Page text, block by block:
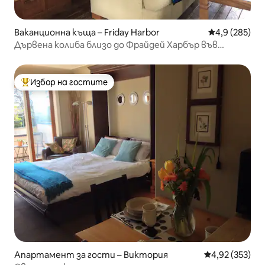
Ваканционна къща – Friday Harbor Средна
4,9 (285)
Дървена колиба близо до Фрайдей Харбър във
Най-популярен избор на гостите
Избор на гостите
Апартамент за гости – Виктория Средна
4,92 (353)